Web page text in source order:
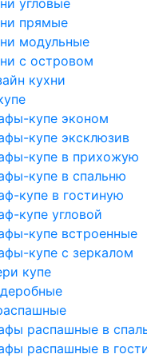
угловые
прямые
модульные
с островом
кухни
купе эконом
купе эксклюзив
купе в прихожую
купе в спальню
купе в гостиную
купе угловой
купе встроенные
купе с зеркалом
купе
распашные в
распашные в